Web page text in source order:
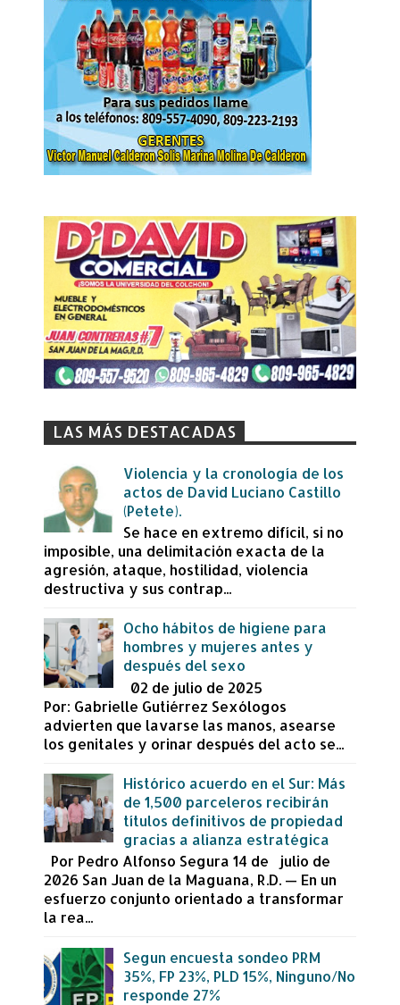
LAS MÁS DESTACADAS
Violencia y la cronología de los
actos de David Luciano Castillo
(Petete).
Se hace en extremo difícil, si no
imposible, una delimitación exacta de la
agresión, ataque, hostilidad, violencia
destructiva y sus contrap...
Ocho hábitos de higiene para
hombres y mujeres antes y
después del sexo
02 de julio de 2025
Por: Gabrielle Gutiérrez Sexólogos
advierten que lavarse las manos, asearse
los genitales y orinar después del acto se...
Histórico acuerdo en el Sur: Más
de 1,500 parceleros recibirán
títulos definitivos de propiedad
gracias a alianza estratégica
Por Pedro Alfonso Segura 14 de julio de
2026 San Juan de la Maguana, R.D. — En un
esfuerzo conjunto orientado a transformar
la rea...
Segun encuesta sondeo PRM
35%, FP 23%, PLD 15%, Ninguno/No
responde 27%